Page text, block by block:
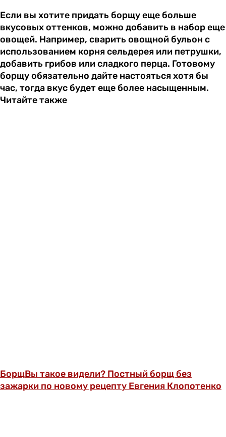
Если вы хотите придать борщу еще больше
вкусовых оттенков, можно добавить в набор еще
овощей. Например, сварить овощной бульон с
использованием корня сельдерея или петрушки,
добавить грибов или сладкого перца. Готовому
борщу обязательно дайте настояться хотя бы
час, тогда вкус будет еще более насыщенным.
Читайте также
БорщВы такое видели? Постный борщ без
зажарки по новому рецепту Евгения Клопотенко